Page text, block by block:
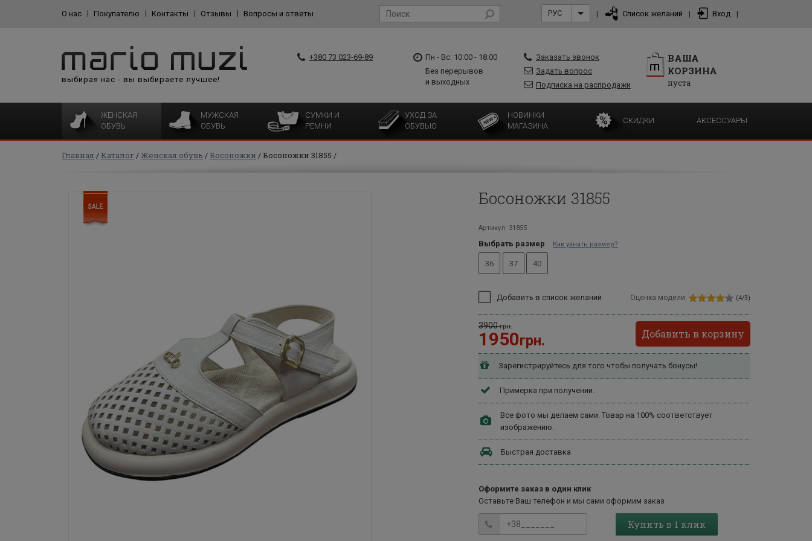
О нас Покупателю Контакты Отзывы Вопросы и ответы РУС | Список желаний | Вход |
выбирая нас - вы выбираете лучшее!
+380 73 023-69-89
Пн - Вс: 10:00 - 18:00
Без перерывов
и выходных
Заказать звонок
Задать вопрос
Подписка на распродажи
ВАША
КОРЗИНА
пуста
ЖЕНСКАЯ
ОБУВЬ
МУЖСКАЯ
ОБУВЬ
СУМКИ И
РЕМНИ
УХОД ЗА
ОБУВЬЮ
НОВИНКИ
МАГАЗИНА
СКИДКИ АКСЕССУАРЫ
Главная Каталог Женская обувь Босоножки Босоножки 31855
Босоножки 31855
Артикул: 31855
Выбрать размер Как узнать размер?
36 37 40
Добавить в список желаний Оценка модели: (4/3)
3900грн.
1950грн. Добавить в корзину
Зарегистрируйтесь для того чтобы получать бонусы!
Примерка при получении.
Все фото мы делаем сами. Товар на 100% соответствует
изображению.
Быстрая доставка
Оформите заказ в один клик
Оставьте Ваш телефон и мы сами оформим заказ
Купить в 1 клик